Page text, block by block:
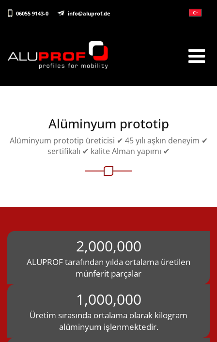
06055 9143-0 info@aluprof.de
Alüminyum prototip
Alüminyum prototip üreticisi ✔ 45 yılı aşkın deneyim ✔
sertifikalı ✔ kalite Alman yapımı ✔
2,000,000
ALUPROF tarafından yılda ortalama üretilen
münferit parçalar
1,000,000
Üretim sırasında ortalama olarak kilogram
alüminyum işlenmektedir.